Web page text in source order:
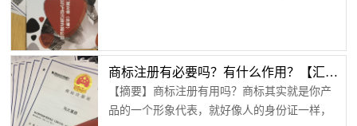
来说是非常重要的，因为一旦没有拥有软件...
的政策，小编今天就来带大家了解商标注册。
01何为商标注册在大街上，大家都能看到各种
各样的商标，在网路上，各种各样的网购商家
商标注册有必要吗？有什么作用？【汇智兴泰】
【摘要】商标注册有用吗？商标其实就是你产
品的一个形象代表，就好像人的身份证一样，